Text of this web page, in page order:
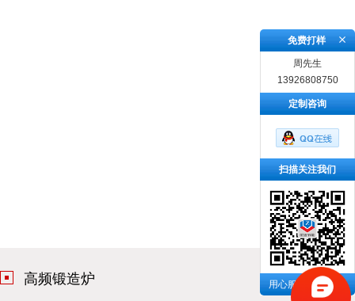
高频锻造炉
免费打样
周先生
13926808750
定制咨询
扫描关注我们
用心服务 成就你我